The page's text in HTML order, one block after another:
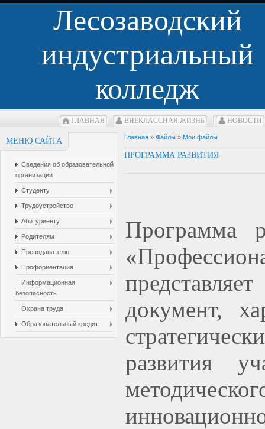
Лесозаводский
индустриальный
колледж
ГЛАВНАЯ ВНЕКЛАCСНАЯ ЖИЗНЬ НОВОСТИ
МЕНЮ САЙТА
Сведения об образовательной
организации
Студенту
Трудоустройство
Абитуриенту
Родителям
Преподавателю
Профориентация
Информационная
безопасность
Охрана труда
Образовательный кредит
Главная » Файлы » Мои файлы
ПРОГРАММА РАЗВИТИЯ
Программа
документ,
развития